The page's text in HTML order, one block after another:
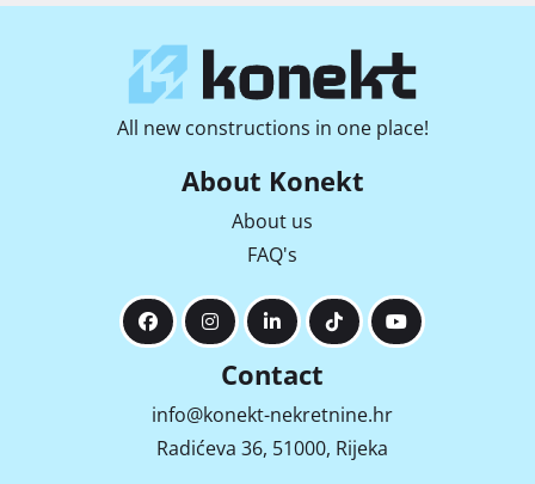
All new constructions in one place!
About Konekt
About us
FAQ's
Contact
info@konekt-nekretnine.hr
Radićeva 36, 51000, Rijeka